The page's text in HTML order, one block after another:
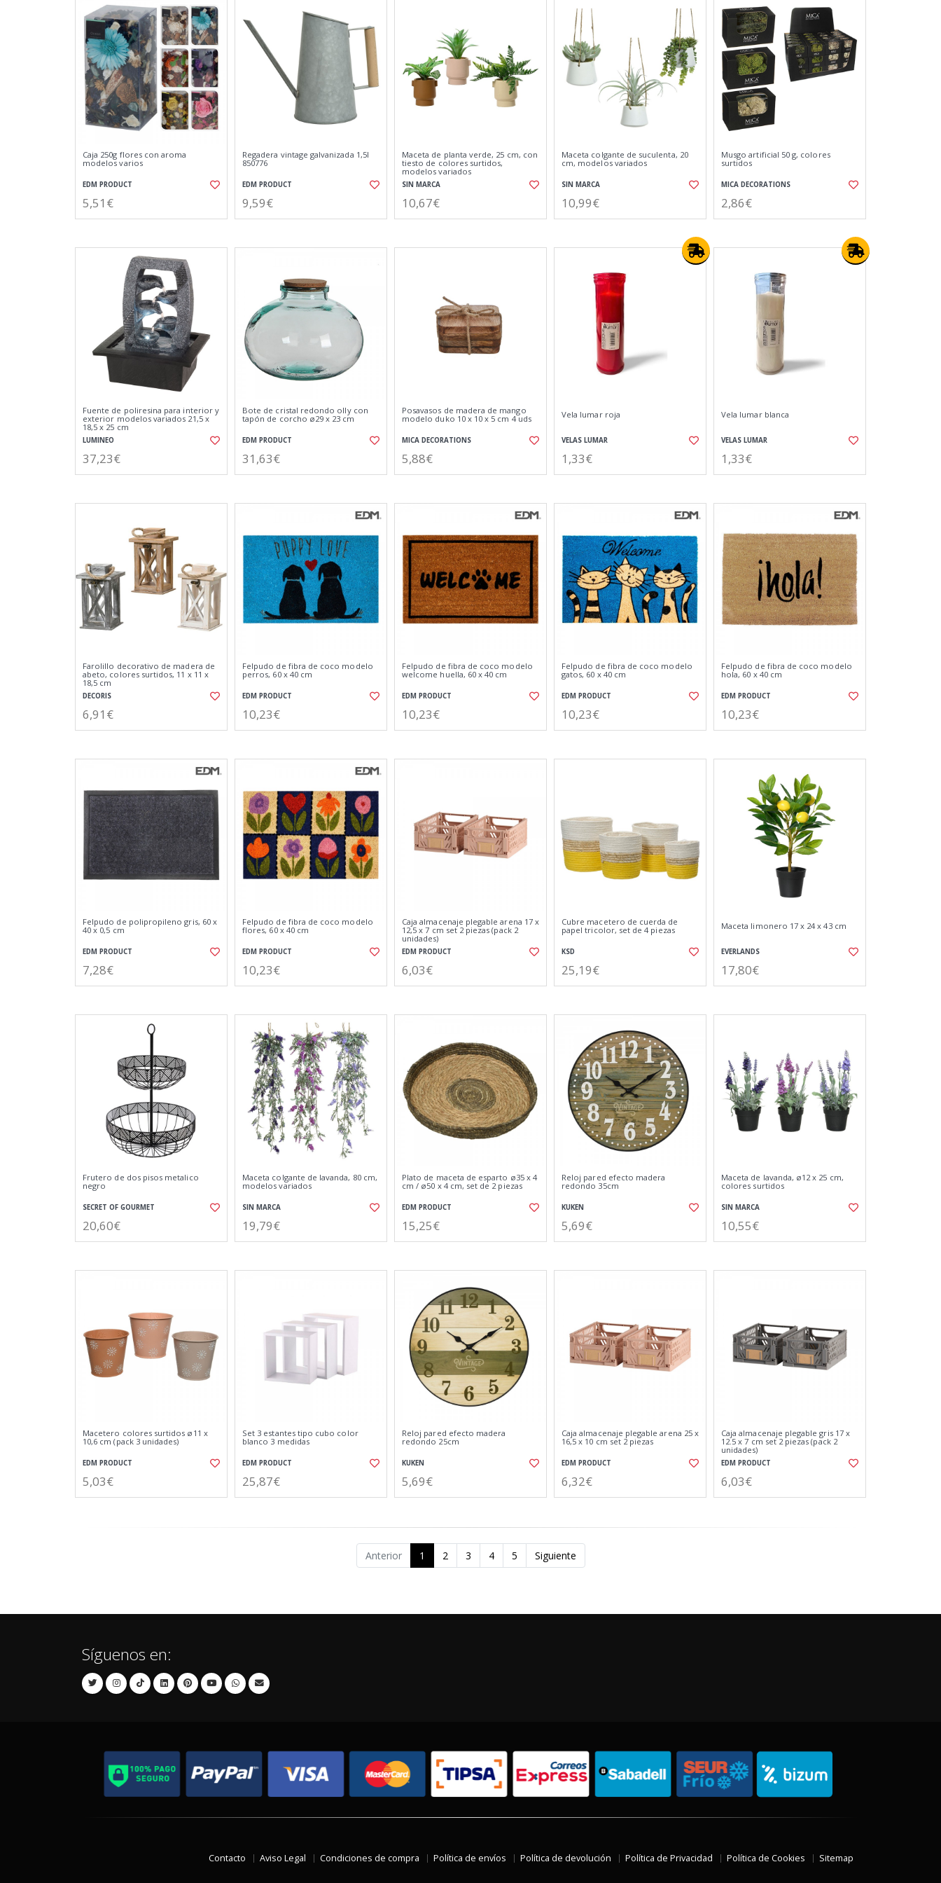
Caja 250g flores con aroma
modelos varios
EDM PRODUCT
5,51€
Regadera vintage galvanizada 1,5l
850776
EDM PRODUCT
9,59€
Maceta de planta verde, 25 cm, con
tiesto de colores surtidos,
modelos variados
SIN MARCA
10,67€
Maceta colgante de suculenta, 20
cm, modelos variados
SIN MARCA
10,99€
Musgo artificial 50 g, colores
surtidos
MICA DECORATIONS
2,86€
Fuente de poliresina para interior y
exterior modelos variados 21,5 x
18,5 x 25 cm
LUMINEO
37,23€
Bote de cristal redondo olly con
tapón de corcho ø29 x 23 cm
EDM PRODUCT
31,63€
Posavasos de madera de mango
modelo duko 10 x 10 x 5 cm 4 uds
MICA DECORATIONS
5,88€
Vela lumar roja
VELAS LUMAR
1,33€
Vela lumar blanca
VELAS LUMAR
1,33€
Farolillo decorativo de madera de
abeto, colores surtidos, 11 x 11 x
18,5 cm
DECORIS
6,91€
Felpudo de fibra de coco modelo
perros, 60 x 40 cm
EDM PRODUCT
10,23€
Felpudo de fibra de coco modelo
welcome huella, 60 x 40 cm
EDM PRODUCT
10,23€
Felpudo de fibra de coco modelo
gatos, 60 x 40 cm
EDM PRODUCT
10,23€
Felpudo de fibra de coco modelo
hola, 60 x 40 cm
EDM PRODUCT
10,23€
Felpudo de polipropileno gris, 60 x
40 x 0,5 cm
EDM PRODUCT
7,28€
Felpudo de fibra de coco modelo
flores, 60 x 40 cm
EDM PRODUCT
10,23€
Caja almacenaje plegable arena 17 x
12,5 x 7 cm set 2 piezas (pack 2
unidades)
EDM PRODUCT
6,03€
Cubre macetero de cuerda de
papel tricolor, set de 4 piezas
KSD
25,19€
Maceta limonero 17 x 24 x 43 cm
EVERLANDS
17,80€
Frutero de dos pisos metalico
negro
SECRET OF GOURMET
20,60€
Maceta colgante de lavanda, 80 cm,
modelos variados
SIN MARCA
19,79€
Plato de maceta de esparto ø35 x 4
cm / ø50 x 4 cm, set de 2 piezas
EDM PRODUCT
15,25€
Reloj pared efecto madera
redondo 35cm
KUKEN
5,69€
Maceta de lavanda, ø12 x 25 cm,
colores surtidos
SIN MARCA
10,55€
Macetero colores surtidos ø11 x
10,6 cm (pack 3 unidades)
EDM PRODUCT
5,03€
Set 3 estantes tipo cubo color
blanco 3 medidas
EDM PRODUCT
25,87€
Reloj pared efecto madera
redondo 25cm
KUKEN
5,69€
Caja almacenaje plegable arena 25 x
16,5 x 10 cm set 2 piezas
EDM PRODUCT
6,32€
Caja almacenaje plegable gris 17 x
12.5 x 7 cm set 2 piezas (pack 2
unidades)
EDM PRODUCT
6,03€
Anterior 1 2 3 4 5 Siguiente
Síguenos en:
Contacto Aviso Legal Condiciones de compra Política de envíos Política de devolución Política de Privacidad Política de Cookies Sitemap